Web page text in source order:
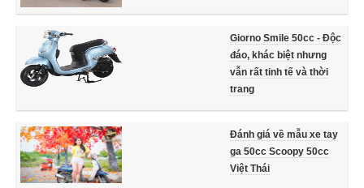
Giorno Smile 50cc - Độc
đáo, khác biệt nhưng
vẫn rất tinh tế và thời
trang
Đánh giá về mẫu xe tay
ga 50cc Scoopy 50cc
Việt Thái